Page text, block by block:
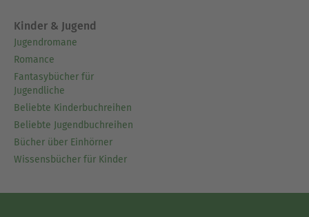
Kinder & Jugend
Jugendromane
Romance
Fantasybücher für
Jugendliche
Beliebte Kinderbuchreihen
Beliebte Jugendbuchreihen
Bücher über Einhörner
Wissensbücher für Kinder